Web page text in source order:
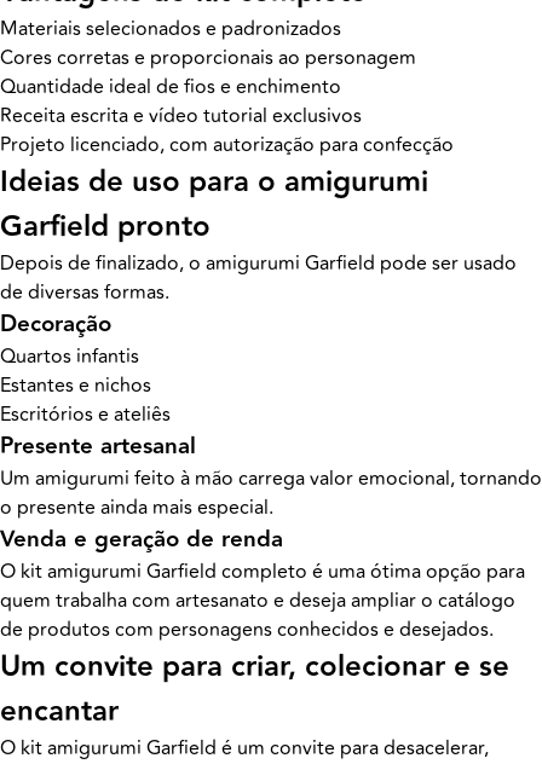
Materiais selecionados e padronizados
Cores corretas e proporcionais ao personagem
Quantidade ideal de fios e enchimento
Receita escrita e vídeo tutorial exclusivos
Projeto licenciado, com autorização para confecção
Ideias de uso para o amigurumi
Garfield pronto
Depois de finalizado, o amigurumi Garfield pode ser usado
de diversas formas.
Decoração
Quartos infantis
Estantes e nichos
Escritórios e ateliês
Presente artesanal
Um amigurumi feito à mão carrega valor emocional, tornando
o presente ainda mais especial.
Venda e geração de renda
O kit amigurumi Garfield completo é uma ótima opção para
quem trabalha com artesanato e deseja ampliar o catálogo
de produtos com personagens conhecidos e desejados.
Um convite para criar, colecionar e se
encantar
O kit amigurumi Garfield é um convite para desacelerar,